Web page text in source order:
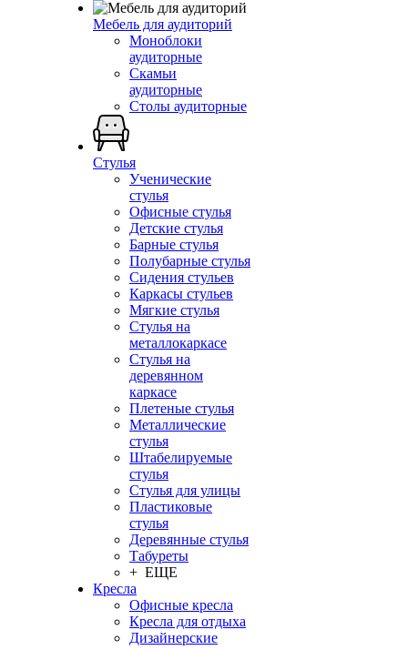
Мебель для аудиторий
Моноблоки
аудиторные
Скамьи
аудиторные
Столы аудиторные
Стулья
Ученические
стулья
Офисные стулья
Детские стулья
Барные стулья
Полубарные стулья
Сидения стульев
Каркасы стульев
Мягкие стулья
Стулья на
металлокаркасе
Стулья на
деревянном
каркасе
Плетеные стулья
Металлические
стулья
Штабелируемые
стулья
Стулья для улицы
Пластиковые
стулья
Деревянные стулья
Табуреты
+ ЕЩЕ
Кресла
Офисные кресла
Кресла для отдыха
Дизайнерские